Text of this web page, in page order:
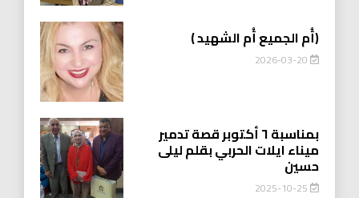
(أُم الجميع أُم الشهيد )
2026-03-20
بمناسبة ٦ أكتوبر قصة تدمير
ميناء ايلات الحربي بقلم ليلى
حسين
2025-10-25